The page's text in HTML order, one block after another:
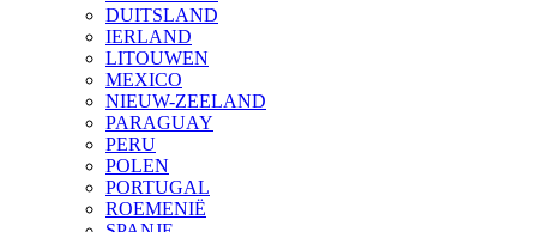
DUITSLAND
IERLAND
LITOUWEN
MEXICO
NIEUW-ZEELAND
PARAGUAY
PERU
POLEN
PORTUGAL
ROEMENIË